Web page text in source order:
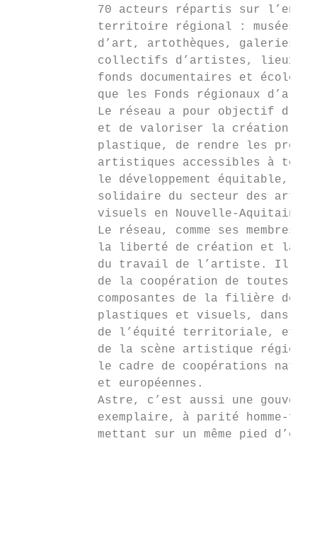
70 acteurs répartis sur
territoire régional : musées
d’art, artothèques, galeries
collectifs d’artistes, lieux
fonds documentaires et écoles
que les Fonds régionaux d’art
Le réseau a pour objectif
et de valoriser la création
plastique, de rendre les
artistiques accessibles à
le développement équitable,
solidaire du secteur des arts
visuels en Nouvelle-
Le réseau, comme ses membres,
la liberté de création et la
du travail de l’artiste. Il
de la coopération de toutes
composantes de la filière des
plastiques et visuels, dans
de l’équité territoriale, et
de la scène artistique
le cadre de coopérations
et européennes.
Astre, c’est aussi une
exemplaire, à parité homme-
mettant sur un même pied